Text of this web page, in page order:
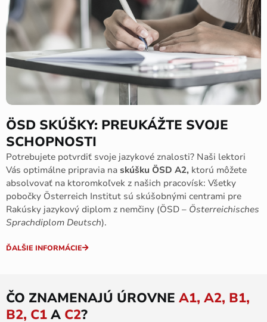
ÖSD SKÚŠKY: PREUKÁŽTE SVOJE
SCHOPNOSTI
Potrebujete potvrdiť svoje jazykové znalosti? Naši lektori
Vás optimálne pripravia na skúšku ÖSD A2, ktorú môžete
absolvovať na ktoromkoľvek z našich pracovísk: Všetky
pobočky Österreich Institut sú skúšobnými centrami pre
Rakúsky jazykový diplom z nemčiny (ÖSD – Österreichisches
Sprachdiplom Deutsch).
ĎALŠIE INFORMÁCIE
ČO ZNAMENAJÚ ÚROVNE A1, A2, B1,
B2, C1 A C2?